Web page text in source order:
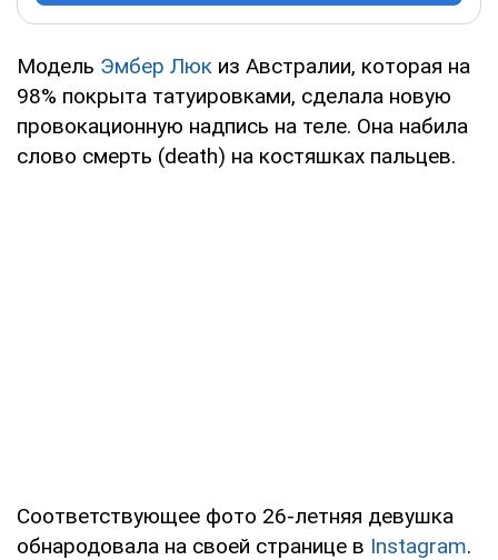
Модель Эмбер Люк из Австралии, которая на
98% покрыта татуировками, сделала новую
провокационную надпись на теле. Она набила
слово смерть (death) на костяшках пальцев.
Соответствующее фото 26-летняя девушка
обнародовала на своей странице в Instagram.